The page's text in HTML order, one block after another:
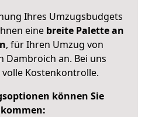
Ihres Umzugsbudgets
eine breite Palette an
, für Ihren Umzug von
Dambroich an. Bei uns
volle Kostenkontrolle.
können Sie